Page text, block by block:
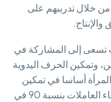
من خلال تدريبهم على
تسعى إلى المشاركة في
وتمكين الحرف اليدوية
المرأة أساسا في تمكين
الأطفال والأسرة بأكملها، حيث تساهم النساء العاملات بنسبة 90 في